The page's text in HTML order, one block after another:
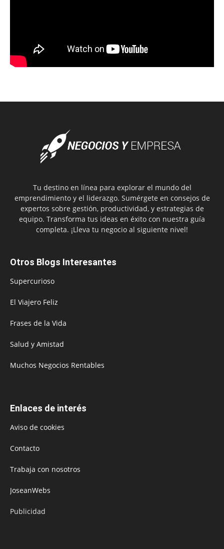
Tu destino en línea para explorar el mundo del
emprendimiento y el liderazgo. Sumérgete en consejos de
expertos sobre gestión, productividad, y estrategias de
equipo. Transforma tus ideas en éxito con nuestra guía
completa. ¡Lleva tu negocio al siguiente nivel!
Otros Blogs Interesantes
Supercurioso
El Viajero Feliz
Frases de la Vida
Salud y Amistad
Muchos Negocios Rentables
Enlaces de interés
Aviso de cookies
Contacto
Trabaja con nosotros
JoseanWebs
Publicidad